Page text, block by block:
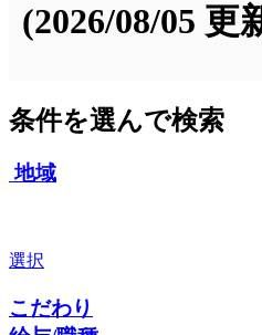
(2026/08/05 更
条件を選んで検索
地域
選択
こだわり